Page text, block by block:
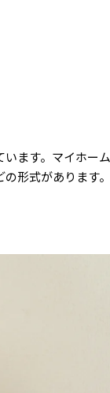
ます。マイホー
形式があります。